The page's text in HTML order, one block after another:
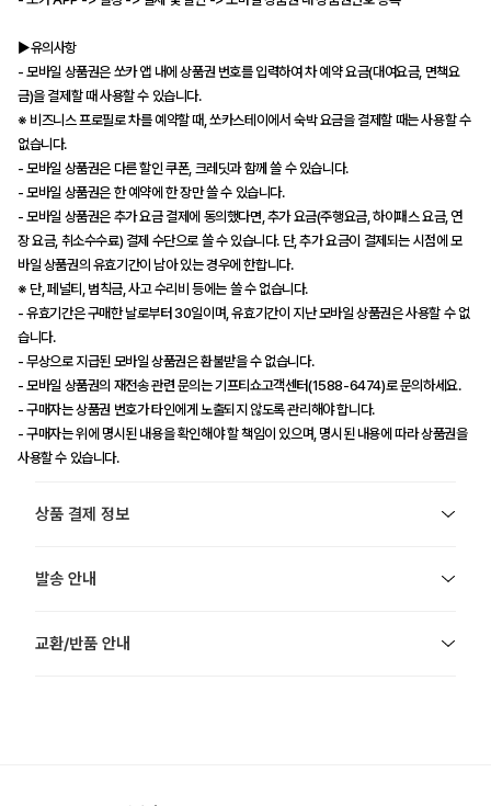
▶유의사항
- 모바일 상품권은 쏘카 앱 내에 상품권 번호를 입력하여 차 예약 요금(대여요금, 면책요
금)을 결제할 때 사용할 수 있습니다.
※ 비즈니스 프로필로 차를 예약할 때, 쏘카스테이에서 숙박 요금을 결제할 때는 사용할 수
없습니다.
- 모바일 상품권은 다른 할인 쿠폰, 크레딧과 함께 쓸 수 있습니다.
- 모바일 상품권은 한 예약에 한 장만 쓸 수 있습니다.
- 모바일 상품권은 추가 요금 결제에 동의했다면, 추가 요금(주행요금, 하이패스 요금, 연
장 요금, 취소수수료) 결제 수단으로 쓸 수 있습니다. 단, 추가 요금이 결제되는 시점에 모
바일 상품권의 유효기간이 남아 있는 경우에 한합니다.
※ 단, 페널티, 범칙금, 사고 수리비 등에는 쓸 수 없습니다.
- 유효기간은 구매한 날로부터 30일이며, 유효기간이 지난 모바일 상품권은 사용할 수 없
습니다.
- 무상으로 지급된 모바일 상품권은 환불받을 수 없습니다.
- 모바일 상품권의 재전송 관련 문의는 기프티쇼고객센터(1588-6474)로 문의하세요.
- 구매자는 상품권 번호가 타인에게 노출되지 않도록 관리해야 합니다.
- 구매자는 위에 명시된 내용을 확인해야 할 책임이 있으며, 명시된 내용에 따라 상품권을
사용할 수 있습니다.
상품 결제 정보
발송 안내
교환/반품 안내